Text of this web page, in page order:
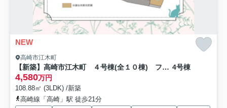
NEW
高崎市江木町
【新築】高崎市江木町 ４号棟(全１０棟) フェリディアガーデン 新築建売分譲 4号棟
4,580万円
108.88㎡ (3LDK) /新築
高崎線「高崎」駅 徒歩21分